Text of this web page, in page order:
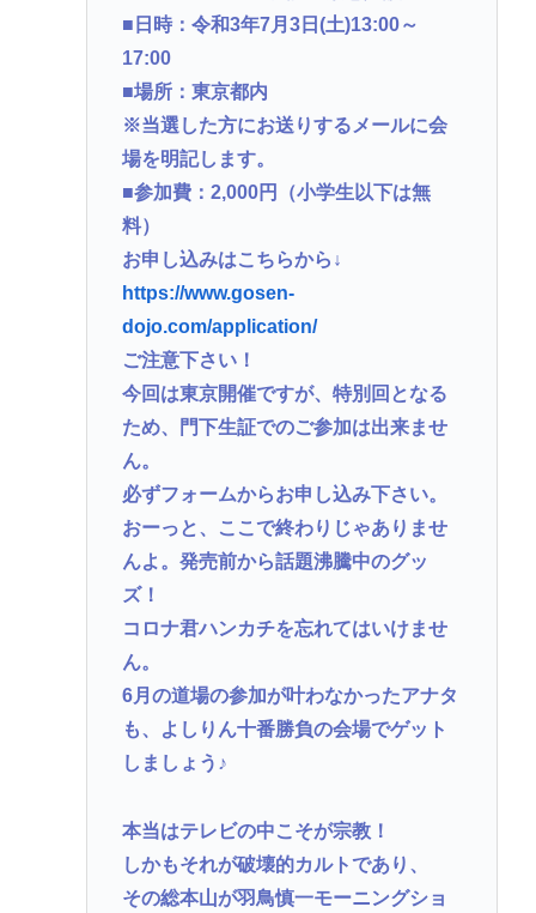
■日時：令和3年7月3日(土)13:00～
17:00
■場所：東京都内
※当選した方にお送りするメールに会
場を明記します。
■参加費：2,000円（小学生以下は無
料）
お申し込みはこちらから↓
https://www.gosen-
dojo.com/application/
ご注意下さい！
今回は東京開催ですが、特別回となる
ため、門下生証でのご参加は出来ませ
ん。
必ずフォームからお申し込み下さい。
おーっと、ここで終わりじゃありませ
んよ。発売前から話題沸騰中のグッ
ズ！
コロナ君ハンカチを忘れてはいけませ
ん。
6月の道場の参加が叶わなかったアナタ
も、よしりん十番勝負の会場でゲット
しましょう♪
本当はテレビの中こそが宗教！
しかもそれが破壊的カルトであり、
その総本山が羽鳥慎一モーニングショ